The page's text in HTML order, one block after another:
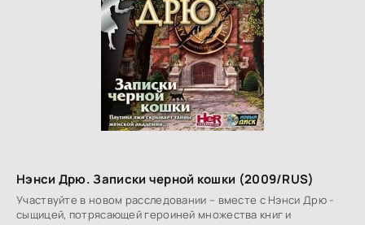
Нэнси Дрю. Записки черной кошки (2009/RUS)
Участвуйте в новом расследовании – вместе с Нэнси Дрю -
сыщицей, потрясающей героиней множества книг и